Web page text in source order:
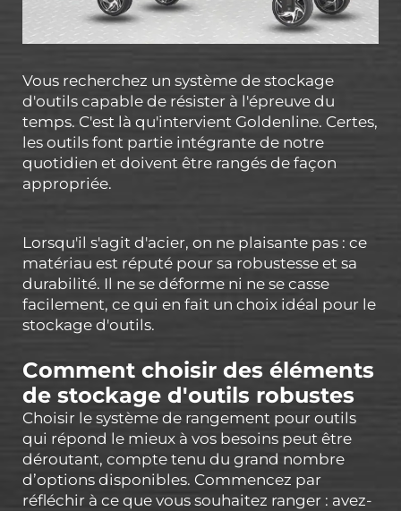
Vous recherchez un système de stockage
d'outils capable de résister à l'épreuve du
temps. C'est là qu'intervient Goldenline. Certes,
les outils font partie intégrante de notre
quotidien et doivent être rangés de façon
appropriée.
Lorsqu'il s'agit d'acier, on ne plaisante pas : ce
matériau est réputé pour sa robustesse et sa
durabilité. Il ne se déforme ni ne se casse
facilement, ce qui en fait un choix idéal pour le
stockage d'outils.
Comment choisir des éléments
de stockage d'outils robustes
Choisir le système de rangement pour outils
qui répond le mieux à vos besoins peut être
déroutant, compte tenu du grand nombre
d’options disponibles. Commencez par
réfléchir à ce que vous souhaitez ranger : avez-